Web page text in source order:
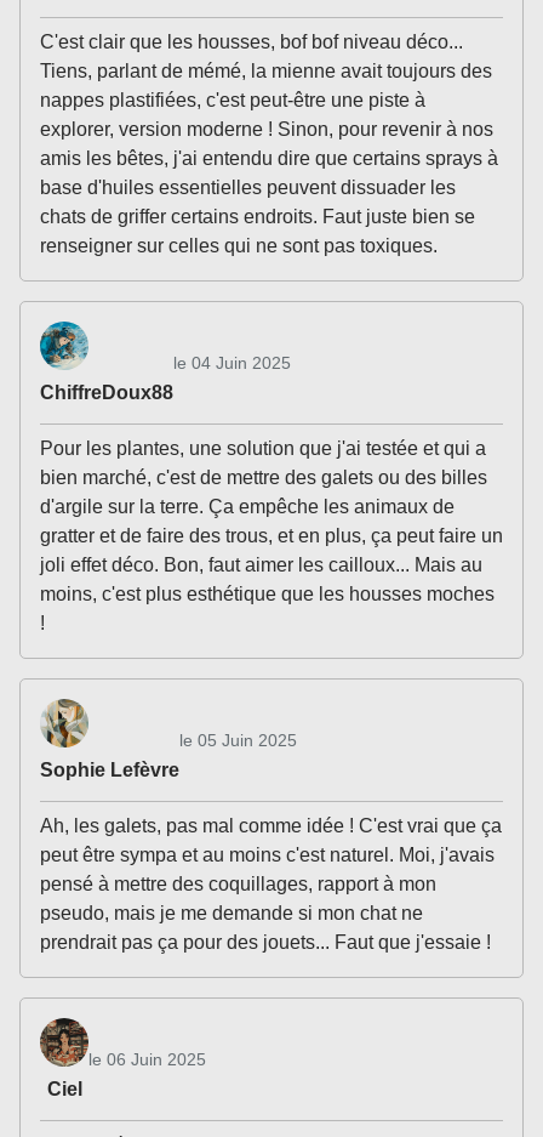
C'est clair que les housses, bof bof niveau déco...
Tiens, parlant de mémé, la mienne avait toujours des
nappes plastifiées, c'est peut-être une piste à
explorer, version moderne ! Sinon, pour revenir à nos
amis les bêtes, j'ai entendu dire que certains sprays à
base d'huiles essentielles peuvent dissuader les
chats de griffer certains endroits. Faut juste bien se
renseigner sur celles qui ne sont pas toxiques.
ChiffreDoux88
le 04 Juin 2025
Pour les plantes, une solution que j'ai testée et qui a
bien marché, c'est de mettre des galets ou des billes
d'argile sur la terre. Ça empêche les animaux de
gratter et de faire des trous, et en plus, ça peut faire un
joli effet déco. Bon, faut aimer les cailloux... Mais au
moins, c'est plus esthétique que les housses moches
!
Sophie Lefèvre
le 05 Juin 2025
Ah, les galets, pas mal comme idée ! C'est vrai que ça
peut être sympa et au moins c'est naturel. Moi, j'avais
pensé à mettre des coquillages, rapport à mon
pseudo, mais je me demande si mon chat ne
prendrait pas ça pour des jouets... Faut que j'essaie !
Ciel
le 06 Juin 2025